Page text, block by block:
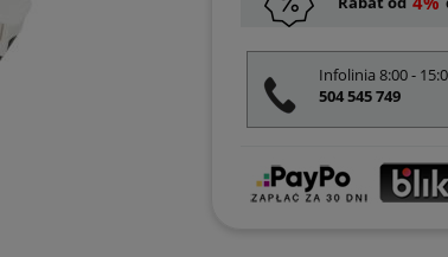
Infolinia 8:00 -
504 545 749